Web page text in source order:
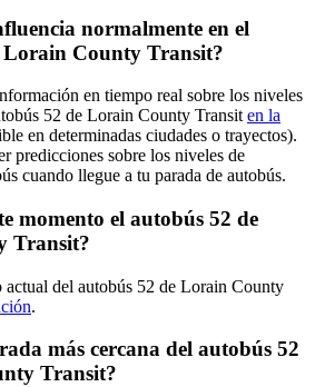
normalmente en el
Lorain County Transit?
en tiempo real sobre los niveles
52 de Lorain County Transit en la
en determinadas ciudades o trayectos).
predicciones sobre los niveles de
cuando llegue a tu parada de autobús.
momento el autobús 52 de
Transit?
actual del autobús 52 de Lorain County
.
más cercana del autobús 52
Transit?